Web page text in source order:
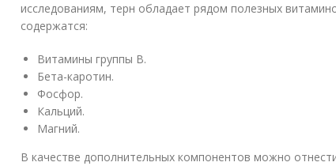
исследованиям, терн обладает рядом полезных
содержатся:
Витамины группы B.
Бета-каротин.
Фосфор.
Кальций.
Магний.
В качестве дополнительных компонентов можно